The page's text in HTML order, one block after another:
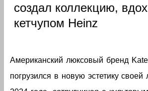
создал коллекцию,
кетчупом Heinz
Американский люксовый бренд
погрузился в новую эстетику своей